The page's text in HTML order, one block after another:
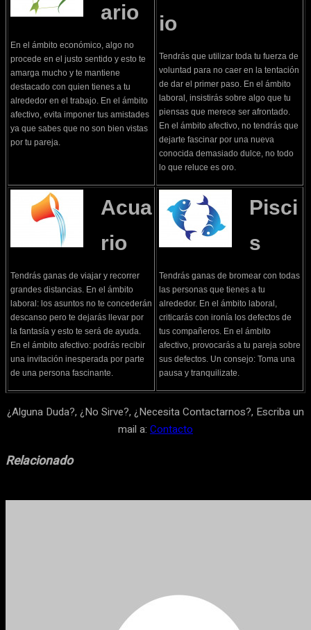
ario
En el ámbito económico, algo no
procede en el justo sentido y esto te
amarga mucho y te mantiene
destacado con quien tienes a tu
alrededor en el trabajo. En el ámbito
afectivo, evita imponer tus amistades
ya que sabes que no son bien vistas
por tu pareja.
io
Tendrás que utilizar toda tu fuerza de
voluntad para no caer en la tentación
de dar el primer paso. En el ámbito
laboral, insistirás sobre algo que tu
piensas que merece ser afrontado.
En el ámbito afectivo, no tendrás que
dejarte fascinar por una nueva
conocida demasiado dulce, no todo
lo que reluce es oro.
Acua
rio
Tendrás ganas de viajar y recorrer
grandes distancias. En el ámbito
laboral: los asuntos no te concederán
descanso pero te dejarás llevar por
la fantasía y esto te será de ayuda.
En el ámbito afectivo: podrás recibir
una invitación inesperada por parte
de una persona fascinante.
Pisci
s
Tendrás ganas de bromear con todas
las personas que tienes a tu
alrededor. En el ámbito laboral,
criticarás con ironía los defectos de
tus compañeros. En el ámbito
afectivo, provocarás a tu pareja sobre
sus defectos. Un consejo: Toma una
pausa y tranquilizate.
¿Alguna Duda?, ¿No Sirve?, ¿Necesita Contactarnos?, Escriba un
mail a: Contacto
Relacionado